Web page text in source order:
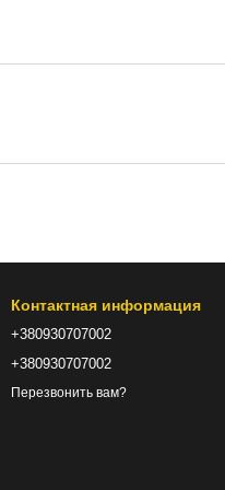
Контактная информация
+380930707002
+380930707002
Перезвонить вам?